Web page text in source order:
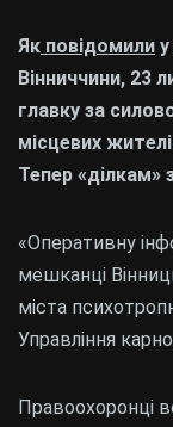
Як повідомили у
Вінниччини, 23
главку за
місцевих
Тепер «ділкам»
«Оперативну
мешканці
міста
Управління
Правоохоронці